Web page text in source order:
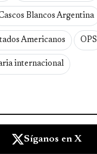
Blancos Argentina
Americanos OPS
internacional
Síganos en X